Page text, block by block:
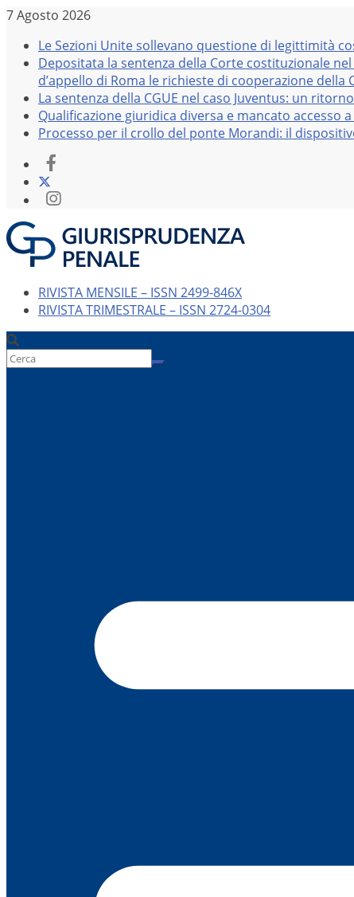
Salta
contenuto
7 Agosto 2026
Le Sezioni Unite sollevano questione di legittimità
Depositata la sentenza della Corte costituzionale
d’appello di Roma le richieste di cooperazione della
La sentenza della CGUE nel caso Juventus: un
Qualificazione giuridica diversa e mancato accesso
Processo per il crollo del ponte Morandi: il
RIVISTA MENSILE – ISSN 2499-846X
RIVISTA TRIMESTRALE – ISSN 2724-0304